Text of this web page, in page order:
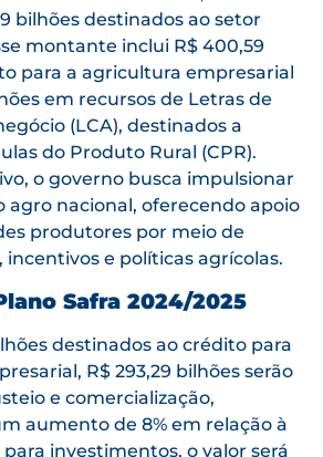
bilhões destinados ao setor
montante inclui R$ 400,59
para a agricultura empresarial
em recursos de Letras de
(LCA), destinados a
do Produto Rural (CPR).
o governo busca impulsionar
agro nacional, oferecendo apoio
produtores por meio de
incentivos e políticas agrícolas.
Safra 2024/2025
destinados ao crédito para
R$ 293,29 bilhões serão
e comercialização,
aumento de 8% em relação à
investimentos, o valor será